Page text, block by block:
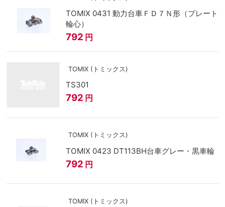
TOMIX 0431 動力台車ＦＤ７Ｎ形（プレート
輪心）
792 円
TOMIX (トミックス)
TS301
792 円
TOMIX (トミックス)
TOMIX 0423 DT113BH台車グレー・黒車輪
792 円
TOMIX (トミックス)